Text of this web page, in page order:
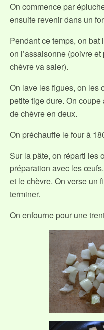
On commence par
ensuite revenir dans un
Pendant ce temps, on
on l’assaisonne (poivre
chèvre va saler).
On lave les figues, on les
petite tige dure. On
de chèvre en deux.
On préchauffe le four à
Sur la pâte, on réparti les
préparation avec les
et le chèvre. On verse un
terminer.
On enfourne pour une